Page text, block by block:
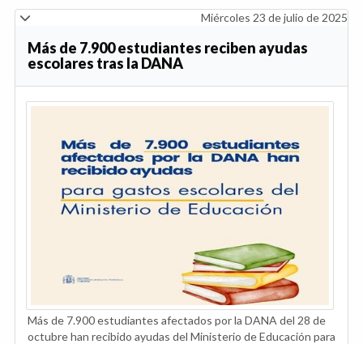
Miércoles 23 de julio de 2025
Más de 7.900 estudiantes reciben ayudas
escolares tras la DANA
Más de 7.900 estudiantes afectados por la DANA del 28 de
octubre han recibido ayudas del Ministerio de Educación para